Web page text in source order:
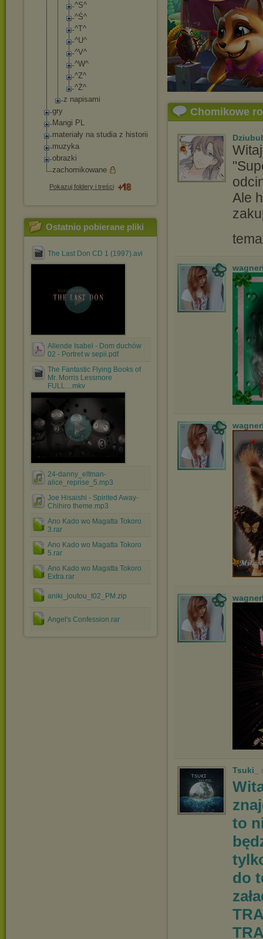
^S^
^Ś^
^T^
^U^
^V^
^W^
^Z^
^Ż^
z napisami
gry
Mangi PL
materiały na studia z historii
muzyka
obrazki
zachomikowane
Pokazuj foldery i treści
Ostatnio pobierane pliki
The Last Don CD 1 (1997).avi
Allende Isabel - Dom duchów
02 - Portret w sepii.pdf
The Fantastic Flying Books of
Mr. Morris Lessmore
FULL....mkv
24-danny_elfman-
alice_reprise_5.mp3
Joe Hisaishi - Spirited Away-
Chihiro theme.mp3
Ano Kado wo Magatta Tokoro
3.rar
Ano Kado wo Magatta Tokoro
5.rar
Ano Kado wo Magatta Tokoro
Extra.rar
aniki_joutou_t02_PM.zip
Angel's Confession.rar
Chomikowe
Ale
Tsuki_
to
do